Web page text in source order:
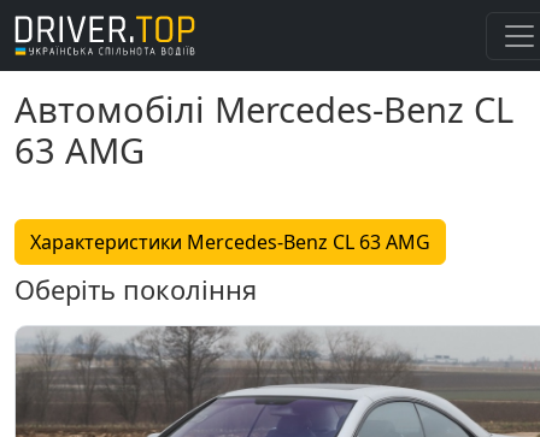
Автомобілі Mercedes-Benz CL
63 AMG
Характеристики Mercedes-Benz CL 63 AMG
Оберіть покоління